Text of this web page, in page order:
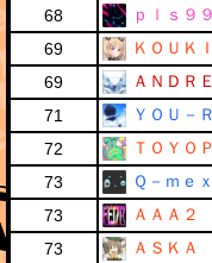
68
ｐｌｓ９
69
ＫＯＵＫＩ
69
ＡＮＤＲ
71
ＹＯＵ－Ｒ
72
ＴＯＹＯ
73
Ｑ－ｍｅｘ
73
ＡＡＡ２
73
ＡＳＫＡ